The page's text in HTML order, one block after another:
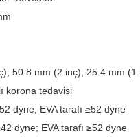
50.8 mm (2 inç), 25.4 mm (1
korona tedavisi
dyne; EVA tarafı ≥52 dyne
dyne; EVA tarafı ≥52 dyne